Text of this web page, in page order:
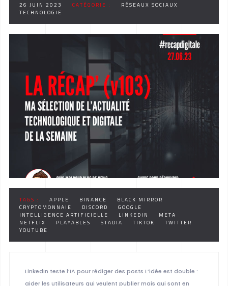
26 JUIN 2023 CATÉGORIE :
RÉSEAUX SOCIAUX
TECHNOLOGIE
TAGS : APPLE BINANCE
BLACK MIRROR
CRYPTOMONNAIE
DISCORD
GOOGLE
INTELLIGENCE ARTIFICIELLE
LINKEDIN
META
NETFLIX
PLAYABLES STADIA TIKTOK
TWITTER
YOUTUBE
LinkedIn teste l’IA pour rédiger des posts L’idée est double :
aider les utilisateurs qui veulent publier mais qui sont en